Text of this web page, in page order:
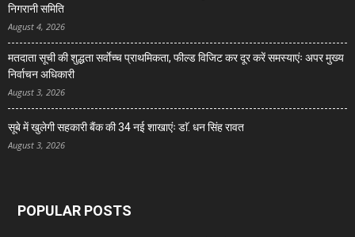
निगरानी समिति
August 4, 2026
मतदाता सूची की शुद्धता सर्वाेच्च प्राथमिकता, फील्ड विजिट कर दूर करें समस्याएंः अपर मुख्य
निर्वाचन अधिकारी
August 3, 2026
सूबे में खुलेगी सहकारी बैंक की 34 नई शाखाएंः डाॅ. धन सिंह रावत
August 3, 2026
POPULAR POSTS